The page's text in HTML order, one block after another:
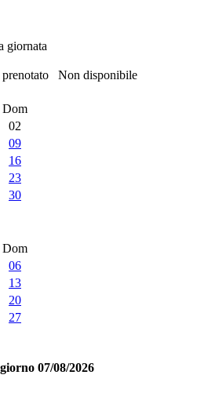
giornata
Non disponibile
Dom
02
09
16
23
30
Dom
06
13
20
27
07/08/2026